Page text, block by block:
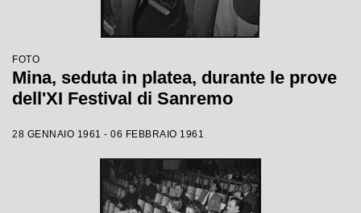
FOTO
Mina, seduta in platea, durante le prove
dell'XI Festival di Sanremo
28 GENNAIO 1961 - 06 FEBBRAIO 1961